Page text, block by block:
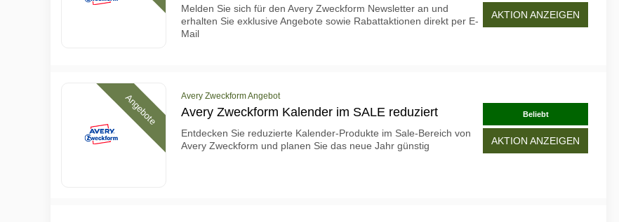
Melden Sie sich für den Avery Zweckform Newsletter an und
erhalten Sie exklusive Angebote sowie Rabattaktionen direkt per E-
Mail
AKTION ANZEIGEN
Angebote Avery Zweckform Angebot
Avery Zweckform Kalender im SALE reduziert
Entdecken Sie reduzierte Kalender-Produkte im Sale-Bereich von
Avery Zweckform und planen Sie das neue Jahr günstig
Beliebt
AKTION ANZEIGEN